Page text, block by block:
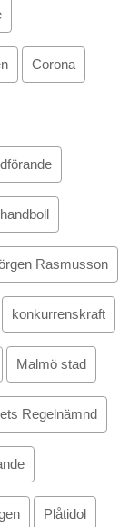
Corona
handboll
Rasmusson
konkurrenskraft
Malmö stad
Regelnämnd
Plåtidol